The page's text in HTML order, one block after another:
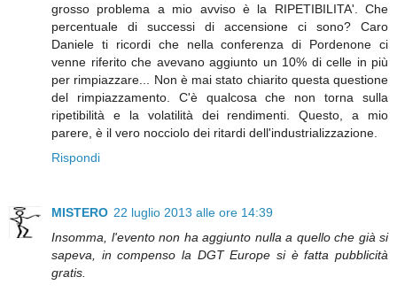
grosso problema a mio avviso è la RIPETIBILITA'. Che
percentuale di successi di accensione ci sono? Caro
Daniele ti ricordi che nella conferenza di Pordenone ci
venne riferito che avevano aggiunto un 10% di celle in più
per rimpiazzare... Non è mai stato chiarito questa questione
del rimpiazzamento. C'è qualcosa che non torna sulla
ripetibilità e la volatilità dei rendimenti. Questo, a mio
parere, è il vero nocciolo dei ritardi dell'industrializzazione.
Rispondi
MISTERO 22 luglio 2013 alle ore 14:39
Insomma, l'evento non ha aggiunto nulla a quello che già si
sapeva, in compenso la DGT Europe si è fatta pubblicità
gratis.